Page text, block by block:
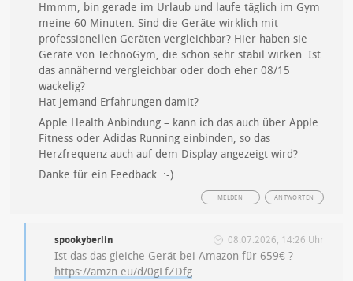
Hmmm, bin gerade im Urlaub und laufe täglich im Gym
meine 60 Minuten. Sind die Geräte wirklich mit
professionellen Geräten vergleichbar? Hier haben sie
Geräte von TechnoGym, die schon sehr stabil wirken. Ist
das annähernd vergleichbar oder doch eher 08/15
wackelig?
Hat jemand Erfahrungen damit?
Apple Health Anbindung – kann ich das auch über Apple
Fitness oder Adidas Running einbinden, so das
Herzfrequenz auch auf dem Display angezeigt wird?
Danke für ein Feedback. :-)
ANTWORTEN
MELDEN
spookyberlin 08.07.2026, 14:26 Uhr
Ist das das gleiche Gerät bei Amazon für 659€ ?
https://amzn.eu/d/0gFfZDfg